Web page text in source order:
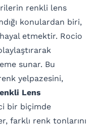
renkli lens
konulardan biri,
etmektir. Rocio
sunar. Bu
yelpazesini,
Lens
bir biçimde
farklı renk tonlarını